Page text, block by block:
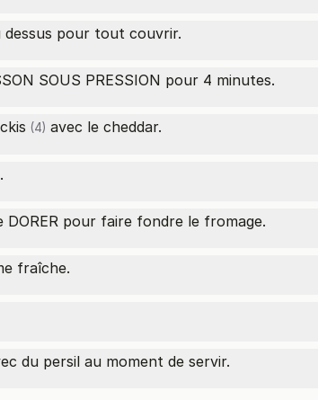
dessus pour tout couvrir.
SOUS PRESSION pour 4 minutes.
(4) avec le cheddar.
DORER pour faire fondre le fromage.
fraîche.
du persil au moment de servir.